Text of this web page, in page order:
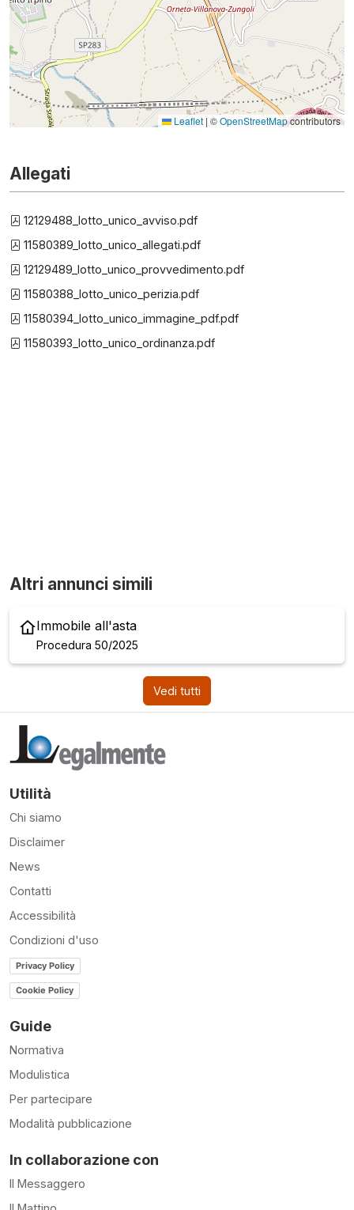
Leaflet | ©OpenStreetMapcontributors
Allegati
12129488_lotto_unico_avviso.pdf
11580389_lotto_unico_allegati.pdf
12129489_lotto_unico_provvedimento.pdf
11580388_lotto_unico_perizia.pdf
11580394_lotto_unico_immagine_pdf.pdf
11580393_lotto_unico_ordinanza.pdf
Altri annunci simili
Immobile all'asta
Procedura 50/2025
Vedi tutti
Utilità
Chi siamo
Disclaimer
News
Contatti
Accessibilità
Condizioni d'uso
Privacy Policy
Cookie Policy
Guide
Normativa
Modulistica
Per partecipare
Modalità pubblicazione
In collaborazione con
Il Messaggero